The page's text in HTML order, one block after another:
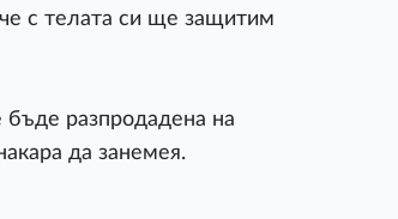
с телата си ще защитим
бъде разпродадена на
да занемея.